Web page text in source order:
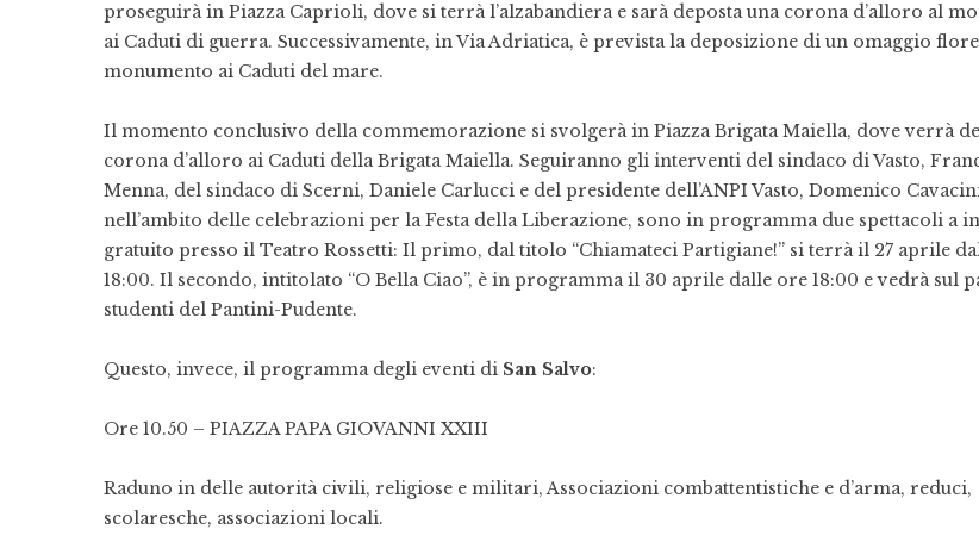
proseguirà in Piazza Caprioli, dove si terrà l’alzabandiera e sarà deposta una corona d’alloro al
ai Caduti di guerra. Successivamente, in Via Adriatica, è prevista la deposizione di un omaggio
monumento ai Caduti del mare.
Il momento conclusivo della commemorazione si svolgerà in Piazza Brigata Maiella, dove verrà
corona d’alloro ai Caduti della Brigata Maiella. Seguiranno gli interventi del sindaco di Vasto,
Menna, del sindaco di Scerni, Daniele Carlucci e del presidente dell’ANPI Vasto, Domenico
nell’ambito delle celebrazioni per la Festa della Liberazione, sono in programma due spettacoli a
gratuito presso il Teatro Rossetti: Il primo, dal titolo “Chiamateci Partigiane!” si terrà il 27 aprile
18:00. Il secondo, intitolato “O Bella Ciao”, è in programma il 30 aprile dalle ore 18:00 e vedrà sul
studenti del Pantini-Pudente.
Questo, invece, il programma degli eventi di San Salvo:
Ore 10.50 – PIAZZA PAPA GIOVANNI XXIII
Raduno in delle autorità civili, religiose e militari, Associazioni combattentistiche e d’arma, reduci,
scolaresche, associazioni locali.